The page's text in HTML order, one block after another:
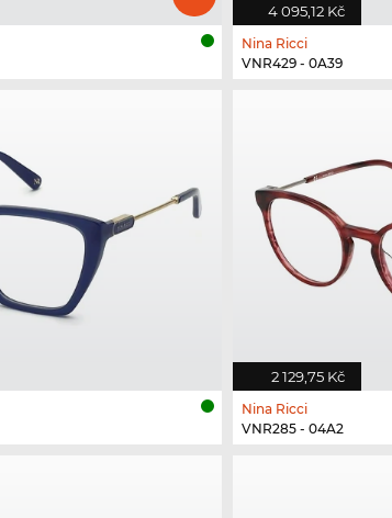
4 095,12 Kč
Nina Ricci
VNR429 - 0A39
2 129,75 Kč
Nina Ricci
VNR285 - 04A2